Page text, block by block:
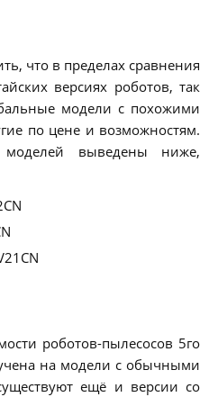
что в пределах сравнения
версиях роботов, так
модели с похожими
по цене и возможностям.
моделей выведены ниже,
роботов-пылесосов 5го
на модели с обычными
ещё и версии со